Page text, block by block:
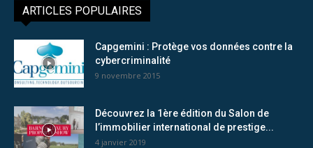
ARTICLES POPULAIRES
Capgemini : Protège vos données contre la
cybercriminalité
9 novembre 2015
Découvrez la 1ère édition du Salon de
l’immobilier international de prestige...
4 janvier 2019